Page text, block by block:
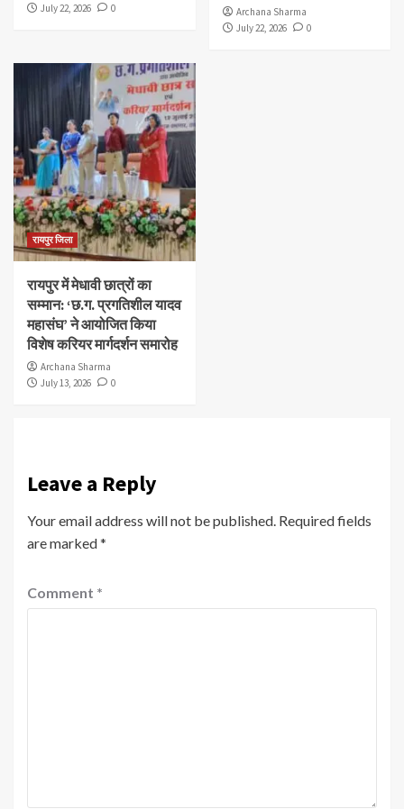
July 22, 2026
0
Archana Sharma
July 22, 2026
0
रायपुर जिला
रायपुर में मेधावी छात्रों का
सम्मान: ‘छ.ग. प्रगतिशील यादव
महासंघ’ ने आयोजित किया
विशेष करियर मार्गदर्शन समारोह
Archana Sharma
July 13, 2026
0
Leave a Reply
Your email address will not be published. Required fields
are marked*
Comment *